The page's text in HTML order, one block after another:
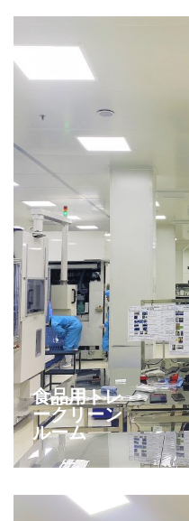
食品用トレ
ークリーン
ルーム